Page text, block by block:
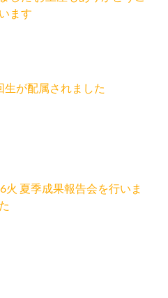
ます
生が配属されました
火 夏季成果報告会を行いま